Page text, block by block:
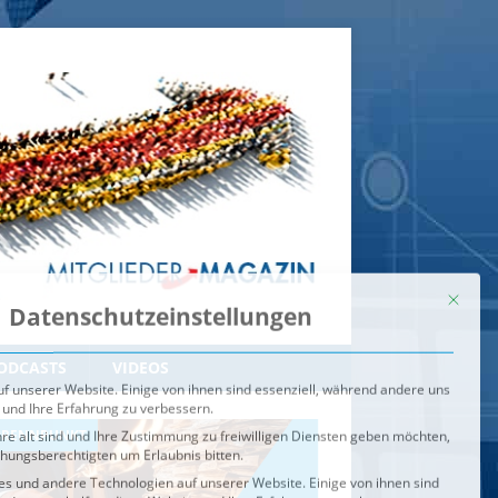
VIDEOS
IM BRENNPUNKT
unserer Website. Einige von ihnen sind essenziell, während andere uns
Ihre Erfahrung zu verbessern.
alt sind und Ihre Zustimmung zu freiwilligen Diensten geben möchten,
um Erlaubnis bitten.
und andere Technologien auf unserer Website. Einige von ihnen sind
uns helfen, diese Website und Ihre Erfahrung zu verbessern.
können verarbeitet werden (z. B. IP-Adressen), z. B. für
und Inhalte oder Anzeigen- und Inhaltsmessung.
Verwendung Ihrer Daten finden Sie in unserer
jederzeit unterEinstellungenwiderrufen oder anpassen.
Service-Gruppen, für die eine Einwilligung erteilt werden
Speichern
Alle akzeptieren